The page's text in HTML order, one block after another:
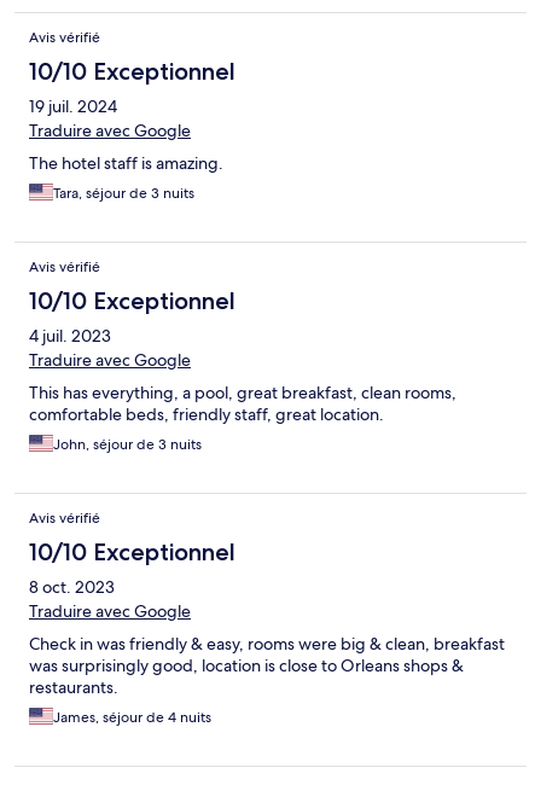
Avis vérifié
10/10 Exceptionnel
19 juil. 2024
Traduire avec Google
The hotel staff is amazing.
Tara, séjour de 3 nuits
Avis vérifié
10/10 Exceptionnel
4 juil. 2023
Traduire avec Google
This has everything, a pool, great breakfast, clean rooms,
comfortable beds, friendly staff, great location.
John, séjour de 3 nuits
Avis vérifié
10/10 Exceptionnel
8 oct. 2023
Traduire avec Google
Check in was friendly & easy, rooms were big & clean, breakfast
was surprisingly good, location is close to Orleans shops &
restaurants.
James, séjour de 4 nuits